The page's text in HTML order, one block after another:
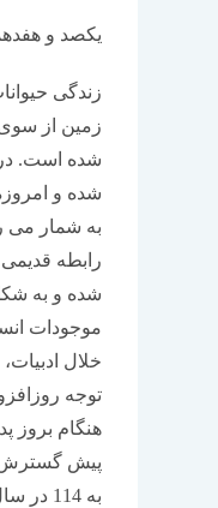
یکصد و
زندگی
زمین از
شده است. در
شده و
به شمار می
رابطه
شده و به
موجودات
خلال
توجه
هنگام بروز